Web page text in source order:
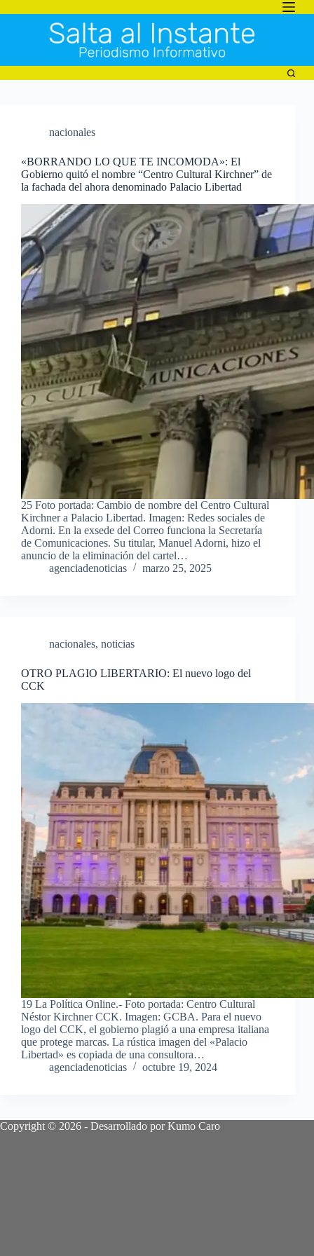
al
nacionales
«BORRANDO LO QUE TE INCOMODA»: El
Gobierno quitó el nombre “Centro Cultural Kirchner” de
la fachada del ahora denominado Palacio Libertad
25 Foto portada: Cambio de nombre del Centro Cultural
Kirchner a Palacio Libertad. Imagen: Redes sociales de
Adorni. En la exsede del Correo funciona la Secretaría
de Comunicaciones. Su titular, Manuel Adorni, hizo el
anuncio de la eliminación del cartel…
agenciadenoticias
marzo 25, 2025
nacionales, noticias
OTRO PLAGIO LIBERTARIO: El nuevo logo del
CCK
19 La Política Online.- Foto portada: Centro Cultural
Néstor Kirchner CCK. Imagen: GCBA. Para el nuevo
logo del CCK, el gobierno plagió a una empresa italiana
que protege marcas. La rústica imagen del «Palacio
Libertad» es copiada de una consultora…
agenciadenoticias
octubre 19, 2024
Copyright © 2026 - Desarrollado por Kumo Caro